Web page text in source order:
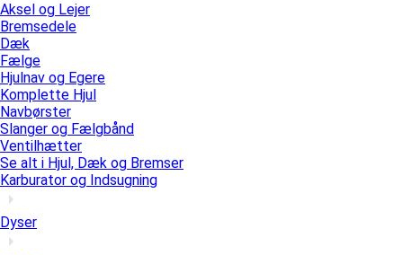
Aksel og Lejer
Bremsedele
Dæk
Fælge
Hjulnav og Egere
Komplette Hjul
Navbørster
Slanger og Fælgbånd
Ventilhætter
Se alt i Hjul, Dæk og Bremser
Karburator og Indsugning
Dyser